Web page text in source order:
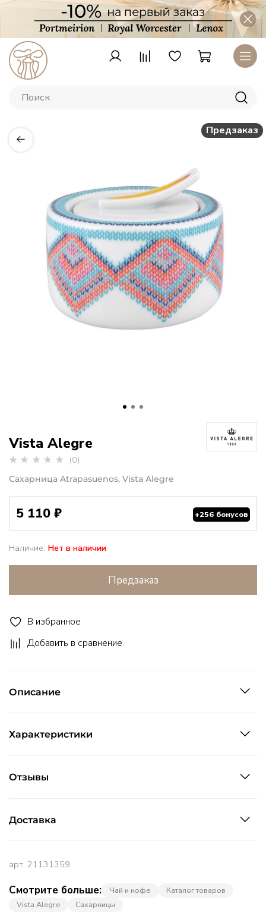
Предзаказ
Смотрите больше: Чай и кофе
Каталог товаров
Vista Alegre
Сахарницы
(0)
Наличие: Нет в наличии
Vista Alegre
Сахарница Atrapasuenos, Vista Alegre
5 110 ₽ +256 бонусов
Предзаказ
В избранное
Добавить в сравнение
Описание
Характеристики
Отзывы
Доставка
арт. 21131359